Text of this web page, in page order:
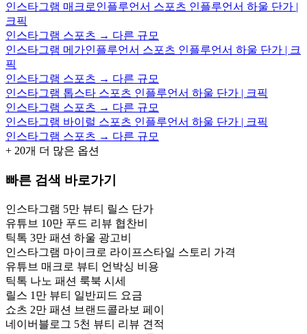
인스타그램 매크로인플루언서 스포츠 인플루언서 하울 단가 |
크픽
인스타그램 스포츠 → 다른 규모
인스타그램 메가인플루언서 스포츠 인플루언서 하울 단가 | 크
픽
인스타그램 스포츠 → 다른 규모
인스타그램 톱스타 스포츠 인플루언서 하울 단가 | 크픽
인스타그램 스포츠 → 다른 규모
인스타그램 바이럴 스포츠 인플루언서 하울 단가 | 크픽
인스타그램 스포츠 → 다른 규모
+ 20개 더 많은 옵션
빠른 검색 바로가기
인스타그램 5만 뷰티 릴스 단가
유튜브 10만 푸드 리뷰 협찬비
틱톡 3만 패션 하울 광고비
인스타그램 마이크로 라이프스타일 스토리 가격
유튜브 매크로 뷰티 언박싱 비용
틱톡 나노 패션 룩북 시세
릴스 1만 뷰티 일반피드 요금
쇼츠 2만 패션 브랜드콜라보 페이
네이버블로그 5천 뷰티 리뷰 견적